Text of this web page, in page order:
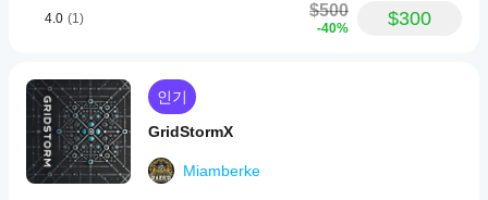
4.0 (1) $500
-40% $300
인기
GridStormX
Miamberke